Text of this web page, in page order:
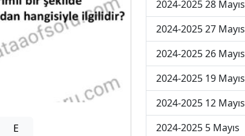
E
2024-2025 28 Mayıs
2024-2025 27 Mayıs
2024-2025 26 Mayıs
2024-2025 19 Mayıs
2024-2025 12 Mayıs
2024-2025 5 Mayıs